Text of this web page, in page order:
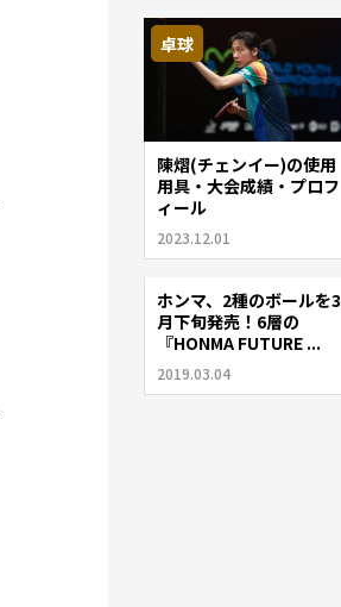
卓球
陳熠(チェンイー)の使用
用具・大会成績・プロフ
ィール
2023.12.01
ゴルフ
ホンマ、2種のボールを3
月下旬発売！6層の
『HONMA FUTURE ...
2019.03.04